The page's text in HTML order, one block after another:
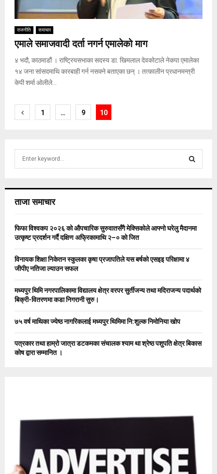
राजनीति समाचार
एमाले समाजवादी दर्ता नगर्न एमालेको माग
४ भदौ, काठमाडौं । राष्ट्रियसभाका सदस्य डा. खिमलाल देवकोटाले नेकपा एमालेका
१४ जना सांसदमाथि कारबाही गर्न नसक्ने बताएका छन् । तत्कालीन प्रधानमन्त्री
केपी शर्मा ओलीले...
Posts
1 … 9 10
h
o
r
C
ताजा समाचार
फिफा विश्वकप २०२६ को औपचारिक सुरुवातसँगै मेक्सिकोले आफ्नो घरेलु मैदानमा
उत्कृष्ट प्रदर्शन गर्दै दक्षिण अफ्रिकामाथि २–० को जित
विनायक शिक्षा निकेतन स्कुलका कृषा प्रजापतिले यस बर्षको एसइइ परिक्षामा ४
जीपीए नतिजा ल्याउन सफल
मध्यपुर थिमि नगरपालिकामा विद्यालय क्षेत्र वरपर सुर्तीजन्य तथा मदिराजन्य पदार्थको
बिक्री-वितरणमा कडा निगरानी सुरु।
७५ वर्ष माथिका ज्येष्ठ नागरिकलाई मध्यपुर थिमिमा नि:शुल्क निमोनिया खोप
पत्रकार तथा हाम्रो जात्रा डटकमका संचालक श्याम था श्रेष्ठ पशुपति क्षेत्र बिकास
कोष द्वारा सम्मानित ।